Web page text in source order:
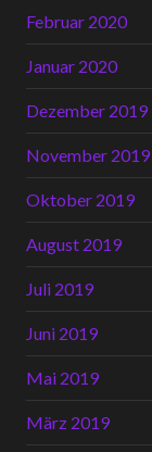
Februar 2020
Januar 2020
Dezember 2019
November 2019
Oktober 2019
August 2019
Juli 2019
Juni 2019
Mai 2019
März 2019